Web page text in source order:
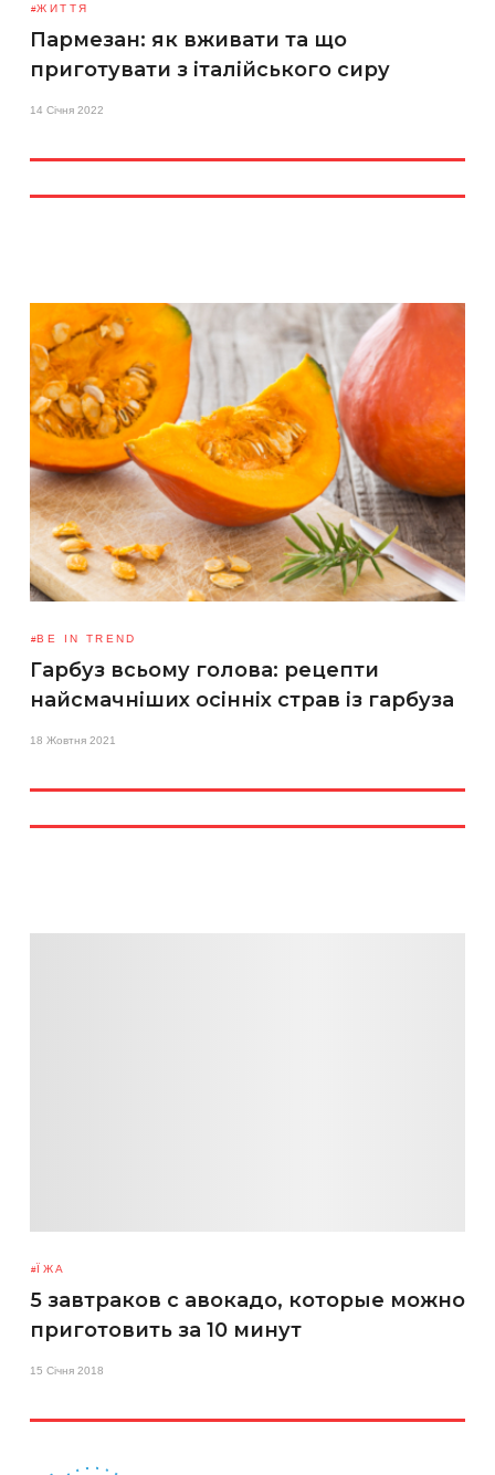
ЖИТТЯ
Пармезан: як вживати та що
приготувати з італійського сиру
14 Січня 2022
BE IN TREND
Гарбуз всьому голова: рецепти
найсмачніших осінніх страв із гарбуза
18 Жовтня 2021
ЇЖА
5 завтраков с авокадо, которые можно
приготовить за 10 минут
15 Січня 2018